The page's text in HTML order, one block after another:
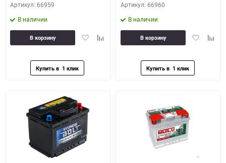
Артикул: 66959
В наличии
ДобавитьДобавить
В корзину
Артикул: 66960
В наличии
Добавить
В корзину